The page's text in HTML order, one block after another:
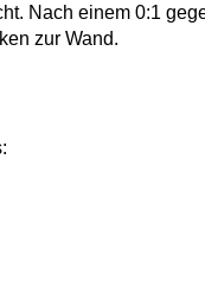
Nach einem 0:1
zur Wand.